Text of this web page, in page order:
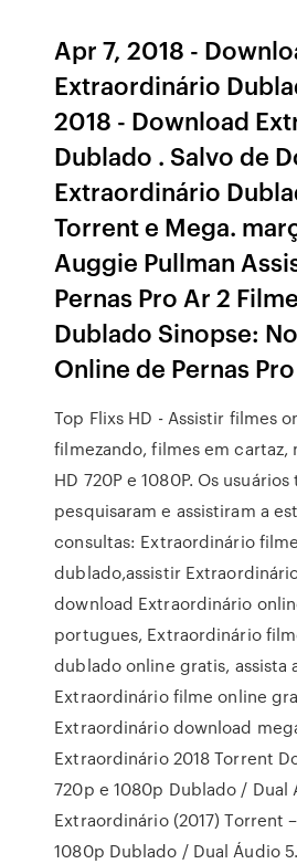
Apr 7, 2018 -
Extraordinário
2018 - Download
Dublado . Salvo de
Extraordinário
Torrent e Mega.
Auggie Pullman
Pernas Pro Ar 2
Dublado Sinopse:
Online de Pernas
Top Flixs HD - Assistir filmes
filmezando, filmes em cartaz,
HD 720P e 1080P. Os
pesquisaram e assistiram a
consultas: Extraordinário
dublado,assistir
download Extraordinário
portugues, Extraordinário
dublado online gratis, assista
Extraordinário filme online
Extraordinário download
Extraordinário 2018 Torrent
720p e 1080p Dublado / Dual
Extraordinário (2017) Torrent
1080p Dublado / Dual Áudio